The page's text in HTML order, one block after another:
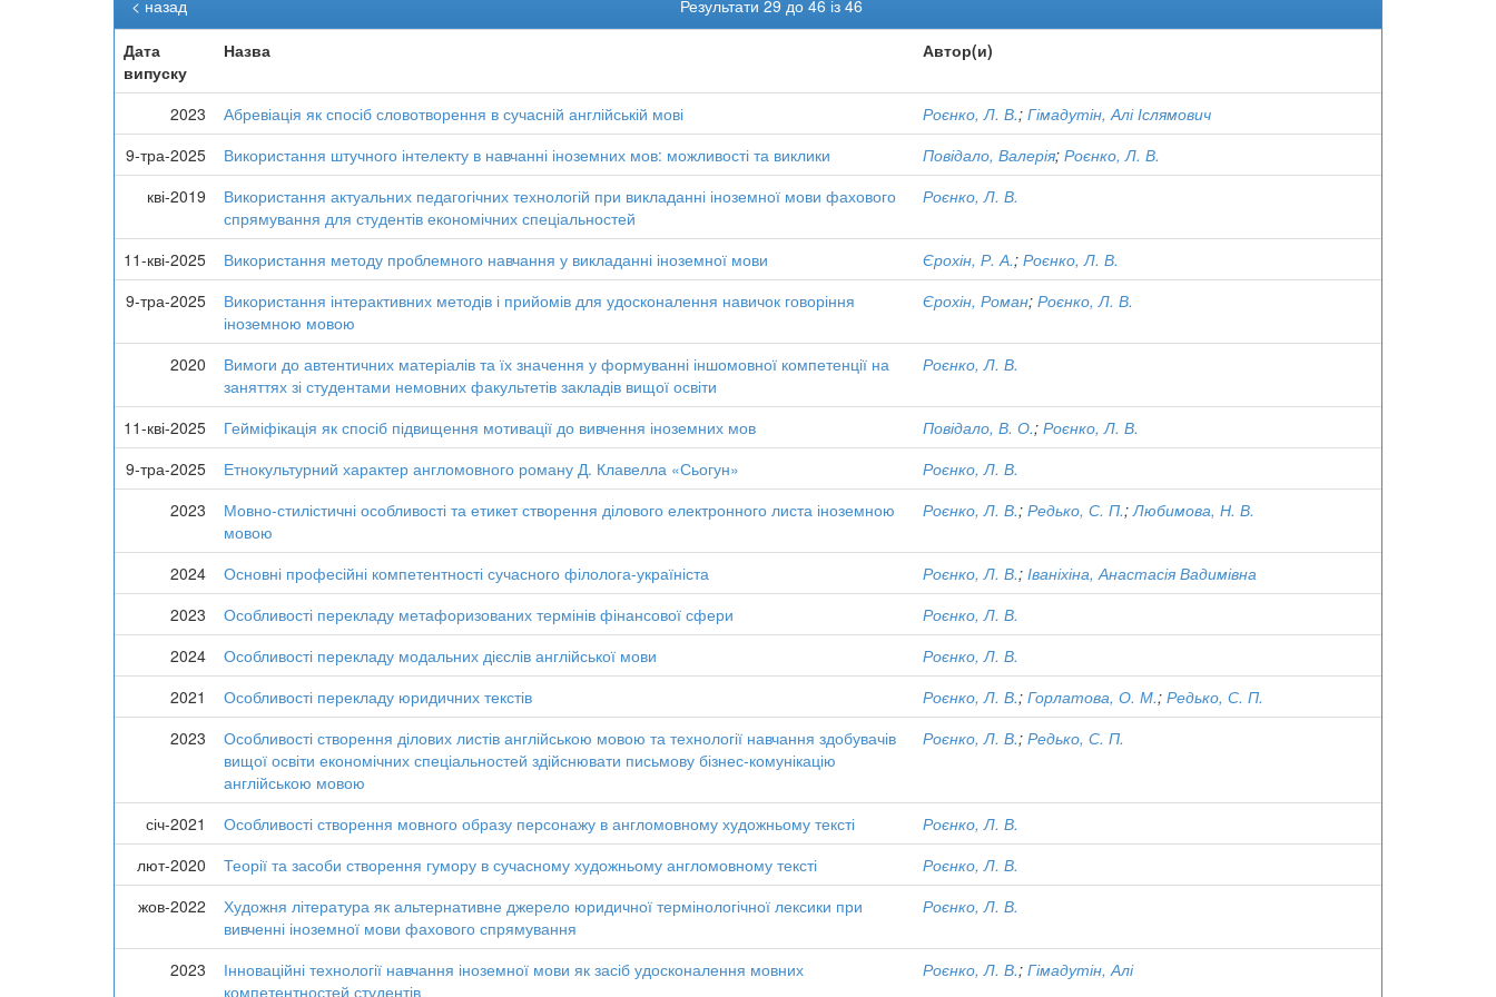
Результати 29 до 46 із 46
< назад
Дата
випуску
Назва Автор(и)
2023 Абревіація як спосіб словотворення в сучасній англійській мові Роєнко, Л. В.; Гімадутін, Алі Іслямович
9-тра-2025
Використання штучного інтелекту в навчанні іноземних мов: можливості та виклики Повідало, Валерія; Роєнко, Л. В.
кві-2019
Використання актуальних педагогічних технологій при викладанні іноземної мови фахового
спрямування для студентів економічних спеціальностей
Роєнко, Л. В.
11-кві-2025 Використання методу проблемного навчання у викладанні іноземної мови Єрохін, Р. А.; Роєнко, Л. В.
9-тра-2025
Використання інтерактивних методів і прийомів для удосконалення навичок говоріння
іноземною мовою
Єрохін, Роман; Роєнко, Л. В.
2020
Вимоги до автентичних матеріалів та їх значення у формуванні іншомовної компетенції на
заняттях зі студентами немовних факультетів закладів вищої освіти
Роєнко, Л. В.
11-кві-2025 Гейміфікація як спосіб підвищення мотивації до вивчення іноземних мов Повідало, В. О.; Роєнко, Л. В.
9-тра-2025
Етнокультурний характер англомовного роману Д. Клавелла «Сьогун»
Роєнко, Л. В.
2023
Мовно-стилістичні особливості та етикет створення ділового електронного листа іноземною
мовою
Роєнко, Л. В.; Редько, С. П.;Любимова, Н. В.
2024 Основні професійні компетентності сучасного філолога-україніста Роєнко, Л. В.; Іваніхіна, Анастасія Вадимівна
2023
Особливості перекладу метафоризованих термінів фінансової сфери
Роєнко, Л. В.
2024
Особливості перекладу модальних дієслів англійської мови
Роєнко, Л. В.
2021
Особливості перекладу юридичних текстів Роєнко, Л. В.; Горлатова, О. М.; Редько, С. П.
2023
Особливості створення ділових листів англійською мовою та технології навчання здобувачів
вищої освіти економічних спеціальностей здійснювати письмову бізнес-комунікацію
англійською мовою
Роєнко, Л. В.; Редько, С. П.
січ-2021 Особливості створення мовного образу персонажу в англомовному художньому тексті
Роєнко, Л. В.
лют-2020
Теорії та засоби створення гумору в сучасному художньому англомовному тексті
Роєнко, Л. В.
жов-2022
Художня література як альтернативне джерело юридичної термінологічної лексики при
вивченні іноземної мови фахового спрямування
Роєнко, Л. В.
2023
Інноваційні технології навчання іноземної мови як засіб удосконалення мовних
компетентностей студентів
Роєнко, Л. В.; Гімадутін, Алі